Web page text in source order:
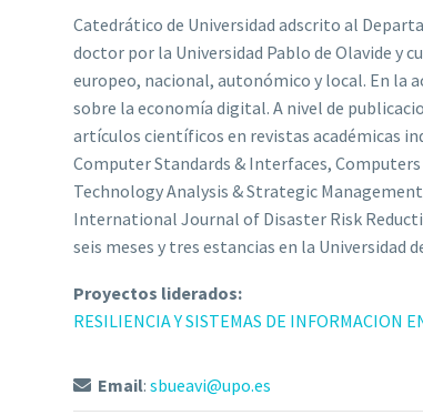
Catedrático de Universidad adscrito al
doctor por la Universidad Pablo de Olavide y
europeo, nacional, autonómico y local. En la
sobre la economía digital. A nivel de
artículos científicos en revistas académicas
Computer Standards & Interfaces,
Technology Analysis & Strategic
International Journal of Disaster Risk
seis meses y tres estancias en la Universidad
Proyectos liderados:
RESILIENCIA Y SISTEMAS DE INFORMACION
Email: sbueavi@upo.es